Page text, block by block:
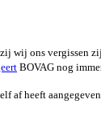
wij ons vergissen
BOVAG nog
heeft